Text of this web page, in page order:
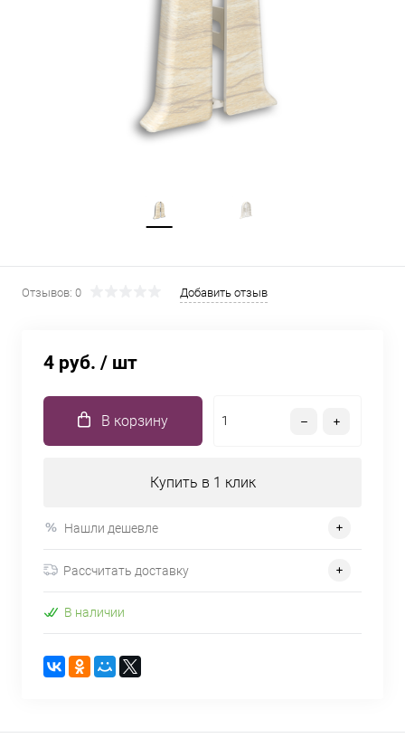
Отзывов: 0 Добавить отзыв
4 руб. / шт
В корзину
Купить в 1 клик
Нашли дешевле
Рассчитать доставку
В наличии